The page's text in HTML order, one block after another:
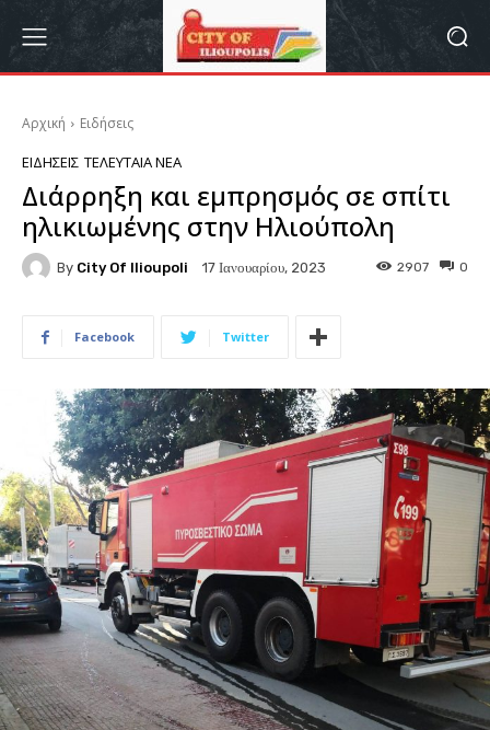
Αρχική Ειδήσεις
ΕΙΔΉΣΕΙΣ ΤΕΛΕΥΤΑΊΑ ΝΈΑ
Διάρρηξη και εμπρησμός σε σπίτι
ηλικιωμένης στην Ηλιούπολη
By City Of Ilioupoli 17 Ιανουαρίου, 2023 0
2907
Facebook Twitter